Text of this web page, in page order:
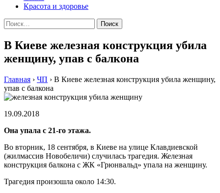
Красота и здоровье
Найти:
В Киеве железная конструкция убила
женщину, упав с балкона
Главная › ЧП › В Киеве железная конструкция убила женщину,
упав с балкона
19.09.2018
Она упала с 21-го этажа.
Во вторник, 18 сентября, в Киеве на улице Клавдиевской
(жилмассив Новобеличи) случилась трагедия. Железная
конструкция балкона с ЖК «Грюнвальд» упала на женщину.
Трагедия произошла около 14:30.